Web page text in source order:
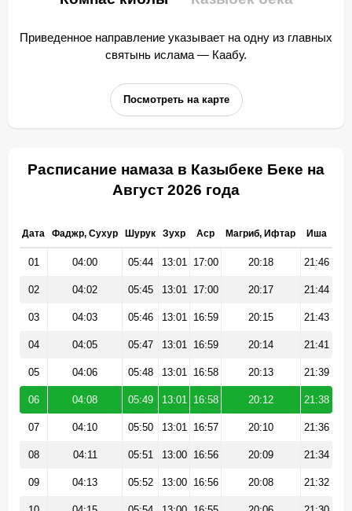
Приведенное направление указывает на одну из главных
святынь ислама — Каабу.
Посмотреть на карте
Расписание намаза в Казыбеке Беке на
Август 2026 года
Дата Фаджр, Сухур Шурук Зухр Аср Магриб, Ифтар Иша
01 04:00 05:44 13:01 17:00 20:18 21:46
02 04:02 05:45 13:01 17:00 20:17 21:44
03 04:03 05:46 13:01 16:59 20:15 21:43
04 04:05 05:47 13:01 16:59 20:14 21:41
05 04:06 05:48 13:01 16:58 20:13 21:39
06 04:08 05:49 13:01 16:58 20:12 21:38
07 04:10 05:50 13:01 16:57 20:10 21:36
08 04:11 05:51 13:00 16:56 20:09 21:34
09 04:13 05:52 13:00 16:56 20:08 21:32